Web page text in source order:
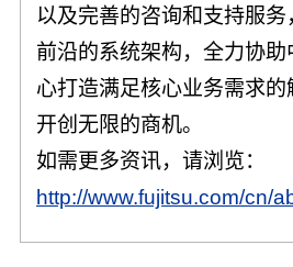
以及完善的咨询和支持服
前沿的系统架构，全力协
心打造满足核心业务需求
开创无限的商机。
如需更多资讯，请浏览：
http://www.fujitsu.com/cn/